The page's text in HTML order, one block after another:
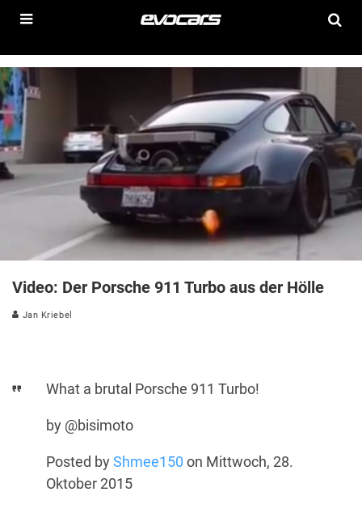
Video: Der Porsche 911 Turbo aus der Hölle
Jan Kriebel
What a brutal Porsche 911 Turbo!
by @bisimoto
Posted byShmee150 on Mittwoch, 28.
Oktober 2015